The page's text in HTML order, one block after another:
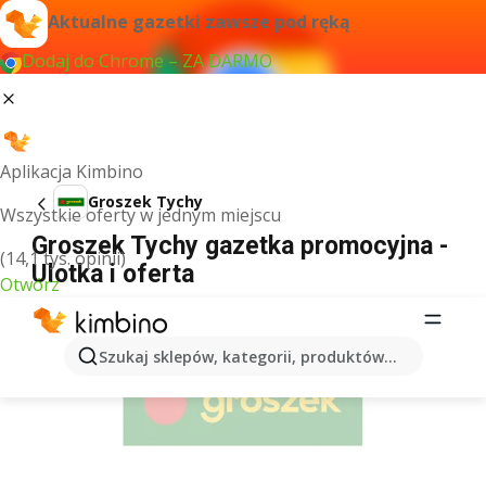
Aktualne gazetki zawsze pod ręką
Dodaj do Chrome – ZA DARMO
Aplikacja Kimbino
Wszystkie oferty w jednym miejscu
(14,1 tys. opinii)
Otwórz
Szukaj sklepów, kategorii, produktów...
Groszek Tychy
Groszek Tychy gazetka promocyjna -
Ulotka i oferta